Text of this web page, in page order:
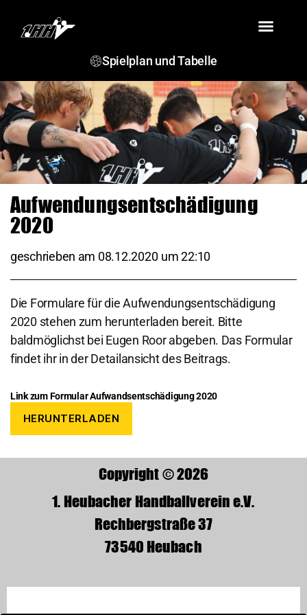
Spielplan und Tabelle
Aufwendungsentschädigung
2020
geschrieben am 08.12.2020 um 22:10
Die Formulare für die Aufwendungsentschädigung
2020 stehen zum herunterladen bereit. Bitte
baldmöglichst bei Eugen Roor abgeben. Das Formular
findet ihr in der Detailansicht des Beitrags.
Link zum Formular Aufwandsentschädigung 2020
HERUNTERLADEN
Copyright © 2026
1. Heubacher Handballverein e.V.
Rechbergstraße 37
73540 Heubach